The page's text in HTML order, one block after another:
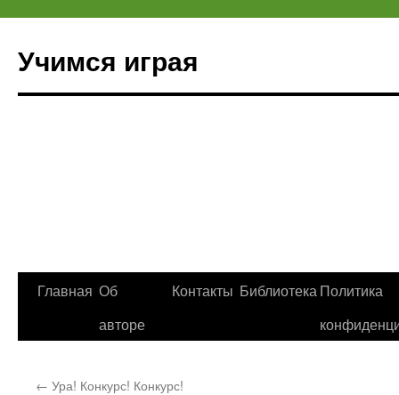
Учимся играя
Перейти
Главная Об
авторе
Контакты Библиотека Политика
← Ура! Конкурс! Конкурс!